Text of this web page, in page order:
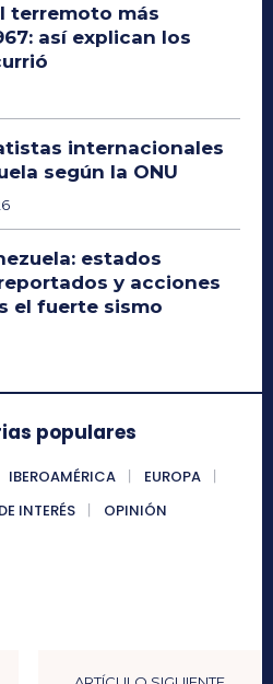
terremoto más
así explican los
internacionales
según la ONU
estados
y acciones
el fuerte sismo
populares
IBEROAMÉRICA
EUROPA
DE INTERÉS OPINIÓN